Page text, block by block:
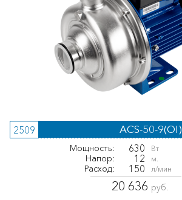
2509 ACS-50-9(OI)
Мощность: 630 Вт
Напор: 12 м.
Расход: 150 л/мин
20 636 руб.